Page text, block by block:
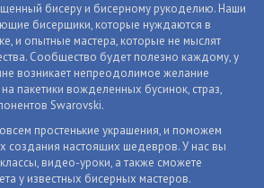
бисеру и бисерному рукоделию. Наши
бисерщики, которые нуждаются в
и опытные мастера, которые не мыслят
Сообщество будет полезно каждому, у
возникает непреодолимое желание
пакетики вожделенных бусинок, страз,
Swarovski.
простенькие украшения, и поможем
создания настоящих шедевров. У нас вы
видео-уроки, а также сможете
у известных бисерных мастеров.